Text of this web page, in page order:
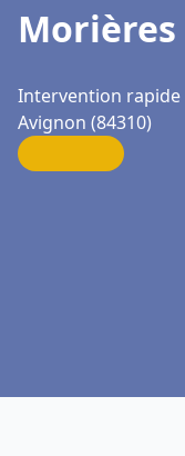
Intervention rapide
Avignon (84310)